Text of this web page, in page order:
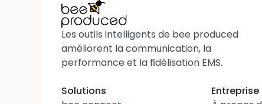
Les outils intelligents de bee produced
améliorent la communication, la
performance et la fidélisation EMS.
Solutions
Entreprise